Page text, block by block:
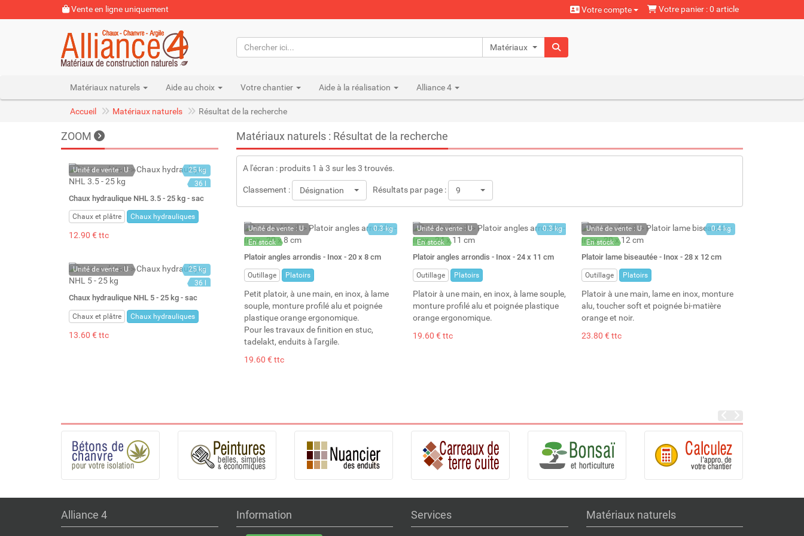
Vente en ligne uniquement Votre compte Votre panier : 0 article
Matériaux naturels
Matériaux naturels Aide au choix Votre chantier Aide à la réalisation Alliance 4
Accueil Matériaux naturels Résultat de la recherche
ZOOM
Unité de vente : U
25 kg
36 l
Chaux hydraulique NHL 3.5 - 25 kg - sac
Chaux et plâtre Chaux hydrauliques
12.90 € ttc
Unité de vente : U
25 kg
36 l
Chaux hydraulique NHL 5 - 25 kg - sac
Chaux et plâtre Chaux hydrauliques
13.60 € ttc
Matériaux naturels : Résultat de la recherche
A l'écran : produits 1 à 3 sur les 3 trouvés.
Classement : Désignation Résultats par page : 9
Unité de vente : U
En stock
Stock : 14
0.3 kg
Platoir angles arrondis - Inox - 20 x 8 cm
Outillage Platoirs
Petit platoir, à une main, en inox, à lame
souple, monture profilé alu et poignée
plastique orange ergonomique.
Pour les travaux de finition en stuc,
tadelakt, enduits à l'argile.
19.60 € ttc
Unité de vente : U
En stock
Stock : 11
0.3 kg
Platoir angles arrondis - Inox - 24 x 11 cm
Outillage Platoirs
Platoir à une main, en inox, à lame souple,
monture profilé alu et poignée plastique
orange ergonomique.
19.60 € ttc
Unité de vente : U
En stock
Stock : 12
0.4 kg
Platoir lame biseautée - Inox - 28 x 12 cm
Outillage Platoirs
Platoir à une main, lame en inox, monture
alu, toucher soft et poignée bi-matière
orange et noir.
23.80 € ttc
Alliance 4 Information Services Matériaux naturels